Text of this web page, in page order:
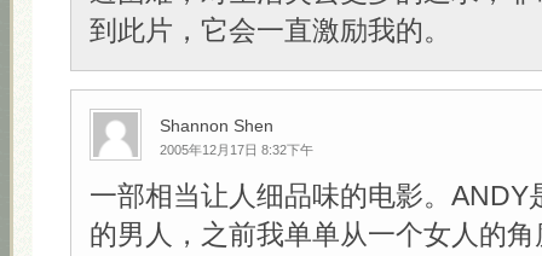
到此片，它会一直激励我的。
Shannon Shen
2005年12月17日 8:32下午
一部相当让人细品味的电影。ANDY
的男人，之前我单单从一个女人的